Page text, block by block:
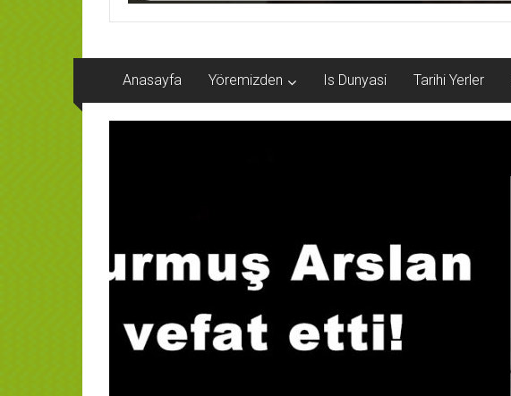
Anasayfa Yöremizden Is Dunyasi Tarihi Yerler